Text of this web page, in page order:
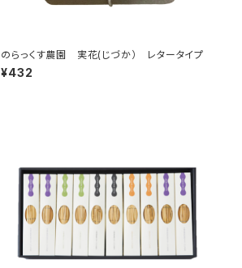
のらっくす農園 実花(じづか） レタータイプ
¥432